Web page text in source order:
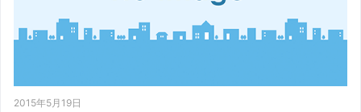
2015年5月19日